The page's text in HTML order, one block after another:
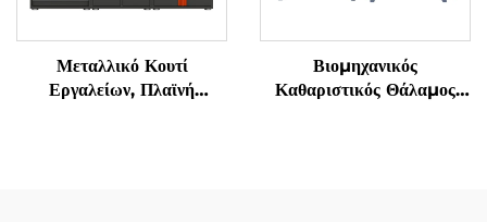
Μεταλλικό Κουτί
Εργαλείων, Πλαϊνή
Βιομηχανικός
Καθαριστικός Θάλαμος